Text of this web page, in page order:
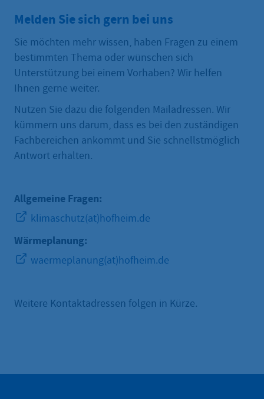
Melden Sie sich gern bei uns
Sie möchten mehr wissen, haben Fragen zu einem
bestimmten Thema oder wünschen sich
Unterstützung bei einem Vorhaben? Wir helfen
Ihnen gerne weiter.
Nutzen Sie dazu die folgenden Mailadressen. Wir
kümmern uns darum, dass es bei den zuständigen
Fachbereichen ankommt und Sie schnellstmöglich
Antwort erhalten.
Allgemeine Fragen:
klimaschutz(at)hofheim.de
Wärmeplanung:
waermeplanung(at)hofheim.de
Weitere Kontaktadressen folgen in Kürze.